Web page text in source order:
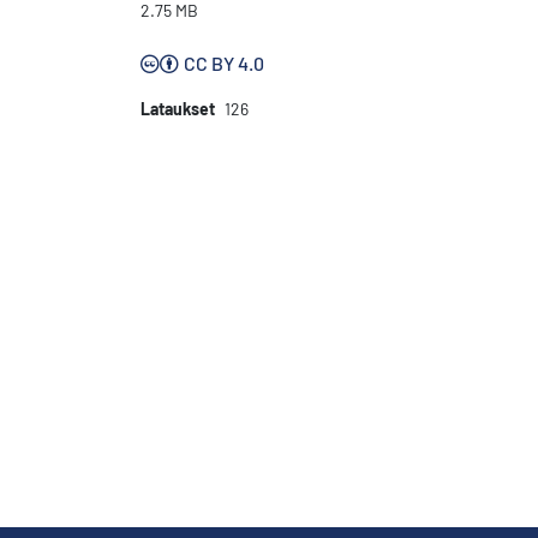
2.75 MB
CC BY 4.0
Lataukset 126